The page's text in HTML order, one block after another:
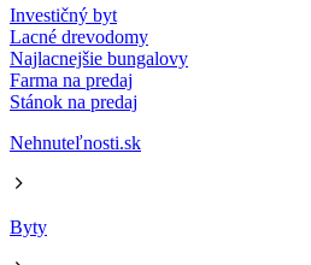
Investičný byt
Lacné drevodomy
Najlacnejšie bungalovy
Farma na predaj
Stánok na predaj
Nehnuteľnosti.sk
Byty